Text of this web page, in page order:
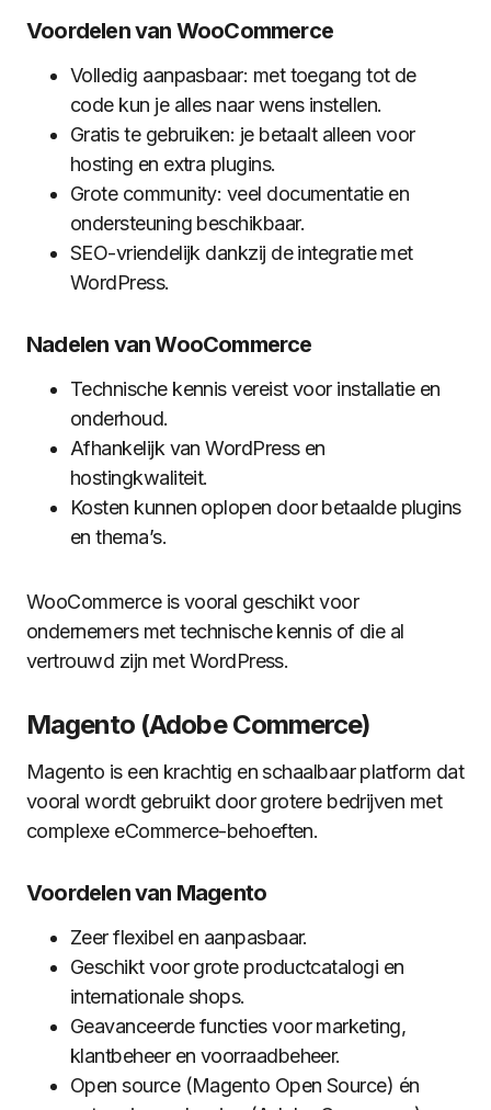
Voordelen van WooCommerce
Volledig aanpasbaar: met toegang tot de
code kun je alles naar wens instellen.
Gratis te gebruiken: je betaalt alleen voor
hosting en extra plugins.
Grote community: veel documentatie en
ondersteuning beschikbaar.
SEO-vriendelijk dankzij de integratie met
WordPress.
Nadelen van WooCommerce
Technische kennis vereist voor installatie en
onderhoud.
Afhankelijk van WordPress en
hostingkwaliteit.
Kosten kunnen oplopen door betaalde plugins
en thema’s.
WooCommerce is vooral geschikt voor
ondernemers met technische kennis of die al
vertrouwd zijn met WordPress.
Magento (Adobe Commerce)
Magento is een krachtig en schaalbaar platform dat
vooral wordt gebruikt door grotere bedrijven met
complexe eCommerce-behoeften.
Voordelen van Magento
Zeer flexibel en aanpasbaar.
Geschikt voor grote productcatalogi en
internationale shops.
Geavanceerde functies voor marketing,
klantbeheer en voorraadbeheer.
Open source (Magento Open Source) én